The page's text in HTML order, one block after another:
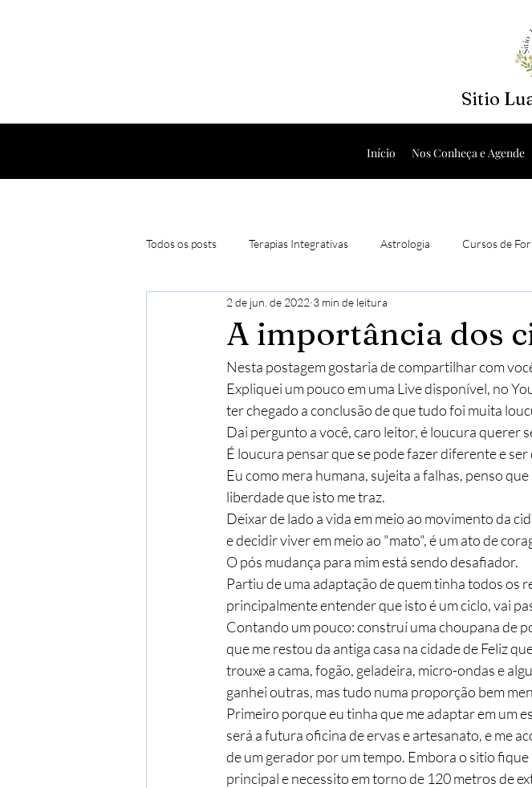
Sitio
Início Nos Conheça e Agende
Todos os posts Terapias Integrativas Astrologia Cursos de
Natureza Curativa Constelações Sistêmicas
A importância dos
2 de jun. de 2022 3 min de leitura
Nesta postagem gostaria de compartilhar com
Expliquei um pouco em uma Live disponível, no
ter chegado a conclusão de que tudo foi muita
Dai pergunto a você, caro leitor, é loucura querer
É loucura pensar que se pode fazer diferente e
Eu como mera humana, sujeita a falhas, penso
liberdade que isto me traz.
Deixar de lado a vida em meio ao movimento da
e decidir viver em meio ao "mato", é um ato de
O pós mudança para mim está sendo desafiador.
Partiu de uma adaptação de quem tinha todos os
principalmente entender que isto é um ciclo, vai
Contando um pouco: construí uma choupana de
que me restou da antiga casa na cidade de Feliz
trouxe a cama, fogão, geladeira, micro-ondas e
ganhei outras, mas tudo numa proporção bem
Primeiro porque eu tinha que me adaptar em um
será a futura oficina de ervas e artesanato, e me
de um gerador por um tempo. Embora o sitio
principal e necessito em torno de 120 metros de